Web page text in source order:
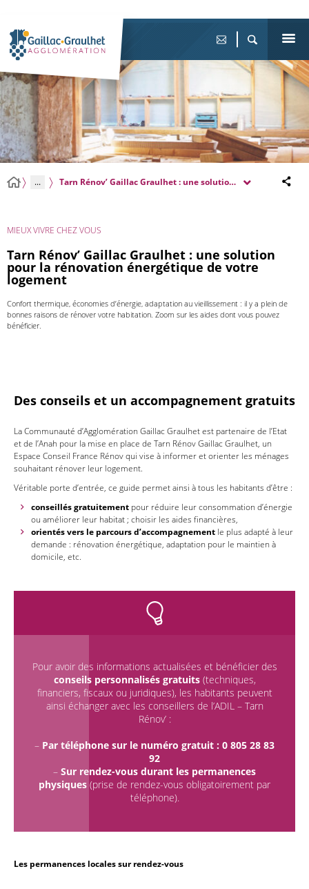
... Tarn Rénov’ Gaillac Graulhet : une solution pour la
MIEUX VIVRE CHEZ VOUS
Tarn Rénov’ Gaillac Graulhet : une solution
pour la rénovation énergétique de votre
logement
Confort thermique, économies d’énergie, adaptation au vieillissement : il y a plein de
bonnes raisons de rénover votre habitation. Zoom sur les aides dont vous pouvez
bénéficier.
Des conseils et un accompagnement gratuits
La Communauté d’Agglomération Gaillac Graulhet est partenaire de l’Etat
et de l’Anah pour la mise en place de Tarn Rénov Gaillac Graulhet, un
Espace Conseil France Rénov qui vise à informer et orienter les ménages
souhaitant rénover leur logement.
Véritable porte d’entrée, ce guide permet ainsi à tous les habitants d’être :
conseillés gratuitement pour réduire leur consommation d’énergie
ou améliorer leur habitat ; choisir les aides financières,
orientés vers le parcours d’accompagnement le plus adapté à leur
demande : rénovation énergétique, adaptation pour le maintien à
domicile, etc.
Pour avoir des informations actualisées et bénéficier des
conseils personnalisés gratuits(techniques,
financiers, fiscaux ou juridiques), les habitants peuvent
ainsi échanger avec les conseillers de l’ADIL – Tarn
Rénov’ :
– Par téléphone sur le numéro gratuit : 0 805 28 83
92
– Sur rendez-vous durant les permanences
physiques (prise de rendez-vous obligatoirement par
téléphone).
Les permanences locales sur rendez-vous